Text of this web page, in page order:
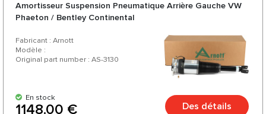
Amortisseur Suspension Pneumatique Arrière Gauche VW
Phaeton / Bentley Continental
Fabricant : Arnott
Modèle :
Original part number : AS-3130
En stock
1148.00 € Des détails